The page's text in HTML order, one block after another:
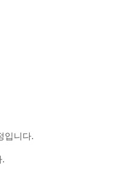
입니다.
.